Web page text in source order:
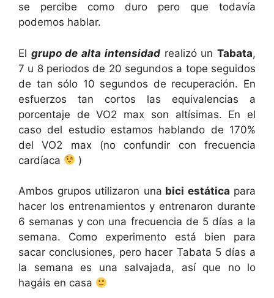
se percibe como duro pero que todavía
podemos hablar.
El grupo de alta intensidadrealizó unTabata,
7 u 8 periodos de 20 segundos a tope seguidos
de tan sólo 10 segundos de recuperación. En
esfuerzos tan cortos las equivalencias a
porcentaje de VO2 max son altísimas. En el
caso del estudio estamos hablando de 170%
del VO2 max (no confundir con frecuencia
cardíaca
)
Ambos grupos utilizaron una bici estática para
hacer los entrenamientos y entrenaron durante
6 semanas y con una frecuencia de 5 días a la
semana. Como experimento está bien para
sacar conclusiones, pero hacer Tabata 5 días a
la semana es una salvajada, así que no lo
hagáis en casa